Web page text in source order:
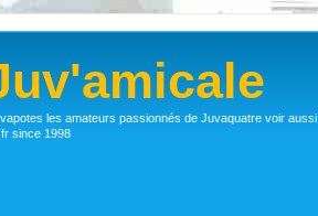
les amateurs passionnés de Juvaquatre voir aussi
since 1998